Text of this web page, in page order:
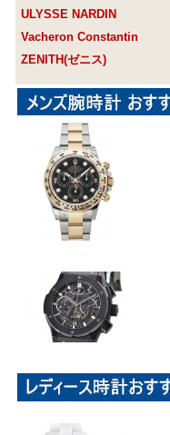
ULYSSE NARDIN
Vacheron Constantin
ZENITH(ゼニス)